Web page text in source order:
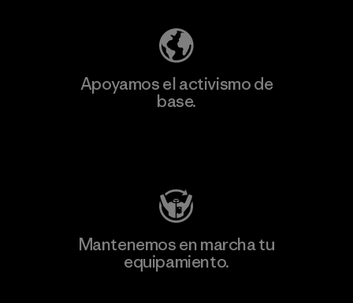
Apoyamos el activismo de
base.
Mantenemos en marcha tu
equipamiento.